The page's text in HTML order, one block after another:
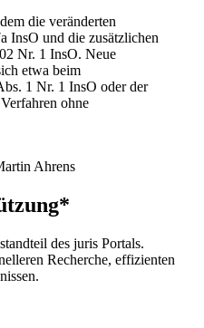
die veränderten
InsO und die zusätzlichen
Nr. 1 InsO. Neue
etwa beim
1 Nr. 1 InsO oder der
ohne
Ahrens
des juris Portals.
Recherche, effizienten